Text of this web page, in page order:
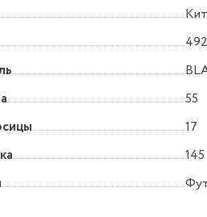
55
17
145